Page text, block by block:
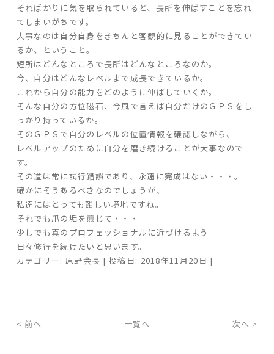
そればかりに気を取られていると、長所を伸ばすことを忘れ
てしまいがちです。
大事なのは自分自身をきちんと客観的に見ることができてい
るか、ということ。
短所はどんなところで長所はどんなところなのか。
今、自分はどんなレベルまで成長できているか。
これから自分の能力をどのように伸ばしていくか。
そんな自分の方位磁石、今風で言えば自分だけのＧＰＳをし
っかり持っているか。
そのＧＰＳで自分のレベルの位置情報を確認しながら、
レベルアップのために自分を磨き続けることが大事なので
す。
その道は常に試行錯誤であり、永遠に完成はない・・・。
確かにそうあるべきなのでしょうが、
私達にはとっても難しい境地ですね。
それでも爪の垢を煎じて・・・
少しでも真のプロフェッショナルに近づけるよう
日々修行を続けたいと思います。
カテゴリー: 原野会長 | 投稿日: 2018年11月20日 |
< 前へ 一覧へ 次へ >